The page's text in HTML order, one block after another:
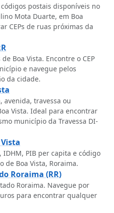
postais disponíveis no
Mota Duarte, em Boa
CEPs de ruas próximas da
Boa Vista. Encontre o CEP
e navegue pelos
da cidade.
avenida, travessa ou
Vista. Ideal para encontrar
município da Travessa DI-
PIB per capita e código
de Boa Vista, Roraima.
Roraima (RR)
Roraima. Navegue por
para encontrar qualquer